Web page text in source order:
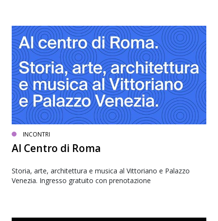
INCONTRI
Al Centro di Roma
Storia, arte, architettura e musica al Vittoriano e Palazzo
Venezia. Ingresso gratuito con prenotazione